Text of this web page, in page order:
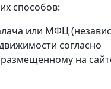
способов:
или МФЦ
согласно
на